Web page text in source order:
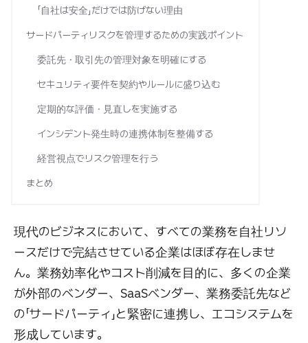
「自社は安全」だけでは防げない理由
サードパーティリスクを管理するための実践ポイント
委託先・取引先の管理対象を明確にする
セキュリティ要件を契約やルールに盛り込む
定期的な評価・見直しを実施する
インシデント発生時の連携体制を整備する
経営視点でリスク管理を行う
まとめ
現代のビジネスにおいて、すべての業務を自社リソ
ースだけで完結させている企業はほぼ存在しませ
ん。業務効率化やコスト削減を目的に、多くの企業
が外部のベンダー、SaaSベンダー、業務委託先など
の「サードパーティ」と緊密に連携し、エコシステムを
形成しています。